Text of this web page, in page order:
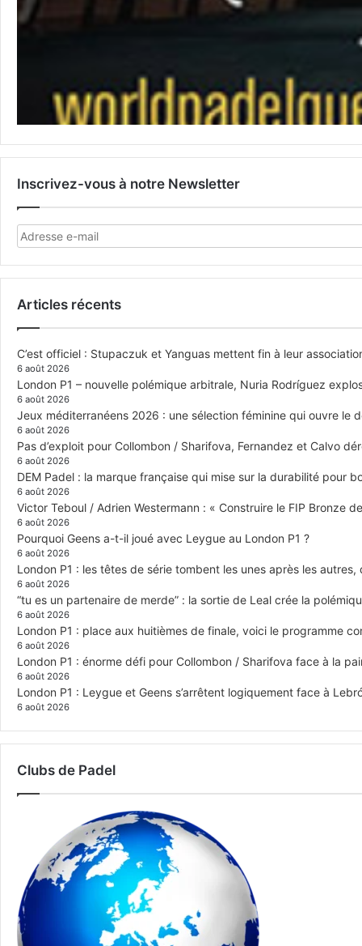
Inscrivez-vous à notre Newsletter
Articles récents
C’est officiel : Stupaczuk et Yanguas mettent fin à leur
6 août 2026
London P1 – nouvelle polémique arbitrale, Nuria Rodríguez
6 août 2026
Jeux méditerranéens 2026 : une sélection féminine qui ouvre le
6 août 2026
Pas d’exploit pour Collombon / Sharifova, Fernandez et Calvo
6 août 2026
DEM Padel : la marque française qui mise sur la durabilité pour
6 août 2026
Victor Teboul / Adrien Westermann : « Construire le FIP Bronze
6 août 2026
Pourquoi Geens a-t-il joué avec Leygue au London P1 ?
6 août 2026
London P1 : les têtes de série tombent les unes après les autres,
6 août 2026
“tu es un partenaire de merde” : la sortie de Leal crée la
6 août 2026
London P1 : place aux huitièmes de finale, voici le programme
6 août 2026
London P1 : énorme défi pour Collombon / Sharifova face à la
6 août 2026
London P1 : Leygue et Geens s’arrêtent logiquement face à
6 août 2026
Clubs de Padel